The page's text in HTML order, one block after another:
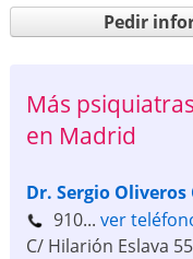
Pedir
Más
en Madrid
Dr. Sergio Oliveros
910... ver
C/ Hilarión Eslava